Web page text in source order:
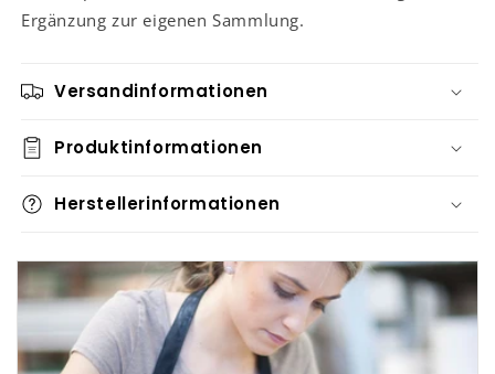
Ergänzung zur eigenen Sammlung.
Versandinformationen
Produktinformationen
Herstellerinformationen